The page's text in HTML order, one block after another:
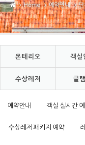
Home 예약안내
몬테리오 객실
수상레저 글
예약안내 객실 실시간
수상레저 패키지 예약